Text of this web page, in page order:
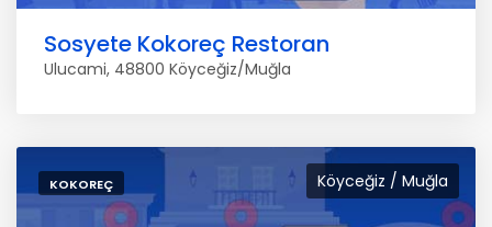
Sosyete Kokoreç Restoran
Ulucami, 48800 Köyceğiz/Muğla
Köyceğiz / Muğla
KOKOREÇ